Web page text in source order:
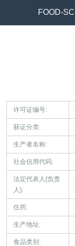
FOOD-SC
许可证编号:
获证分类:
生产者名称:
社会信用代码:
法定代表人(负责
人):
住所:
生产地址:
食品类别: